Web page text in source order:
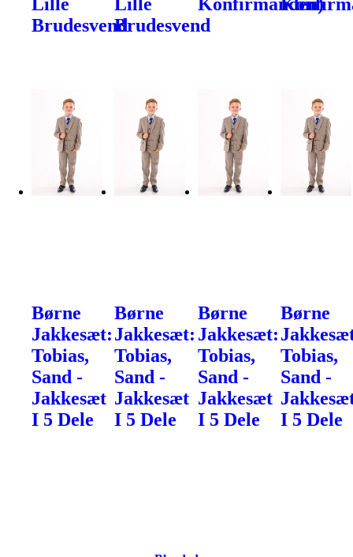
BrudesvendBrudesvend
Børne
Jakkesæt:
Tobias,
Sand -
Jakkesæt
I 5 Dele
Børne
Jakkesæt:
Tobias,
Sand -
Jakkesæt
I 5 Dele
Børne
Jakkesæt:
Tobias,
Sand -
Jakkesæt
I 5 Dele
Børne
Tobias,
Sand -
I 5 Dele